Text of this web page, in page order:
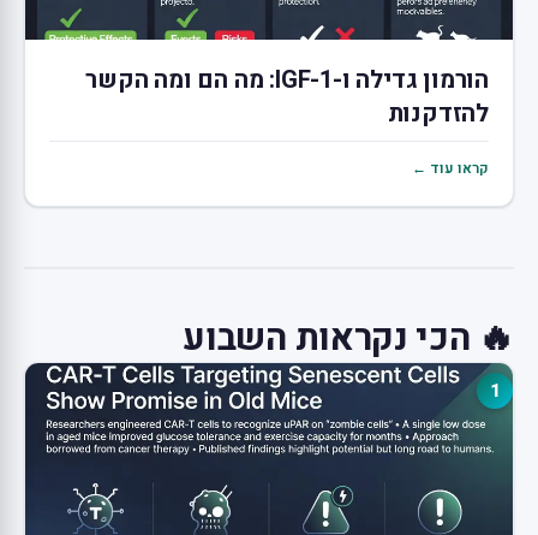
הורמון גדילה ו-IGF-1: מה הם ומה הקשר
להזדקנות
קראו עוד ←
🔥 הכי נקראות השבוע
1